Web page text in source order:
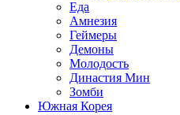
Еда
Амнезия
Геймеры
Демоны
Молодость
Династия Мин
Зомби
Южная Корея